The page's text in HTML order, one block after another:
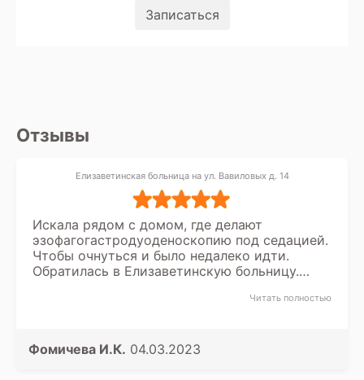
Записаться
Отзывы
Елизаветинская больница на ул. Вавиловых д. 14
Искала рядом с домом, где делают
эзофагогастродуоденоскопию под седацией.
Чтобы очнуться и было недалеко идти.
Обратилась в Елизаветинскую больницу.
анестезиолога. Подготовила все анализы и
же. Врачи отличные.
Читать полностью
Фомичева И.К. 04.03.2023